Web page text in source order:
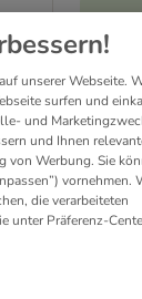
unserer Webseite.
surfen und
und
und Ihnen
von Werbung. Sie
vornehmen.
die verarbeiteten
unter Präferenz-